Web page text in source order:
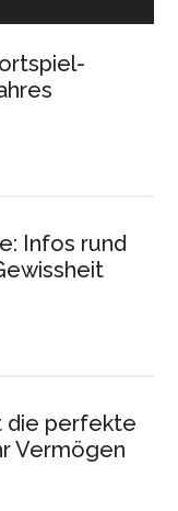
Infos rund
die perfekte
Vermögen